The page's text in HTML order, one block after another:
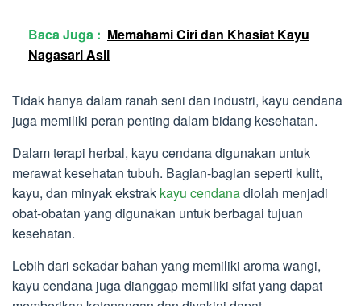
Baca Juga : Memahami Ciri dan Khasiat Kayu
Nagasari Asli
Tidak hanya dalam ranah seni dan industri, kayu cendana
juga memiliki peran penting dalam bidang kesehatan.
Dalam terapi herbal, kayu cendana digunakan untuk
merawat kesehatan tubuh. Bagian-bagian seperti kulit,
kayu, dan minyak ekstrak kayu cendanadiolah menjadi
obat-obatan yang digunakan untuk berbagai tujuan
kesehatan.
Lebih dari sekadar bahan yang memiliki aroma wangi,
kayu cendana juga dianggap memiliki sifat yang dapat